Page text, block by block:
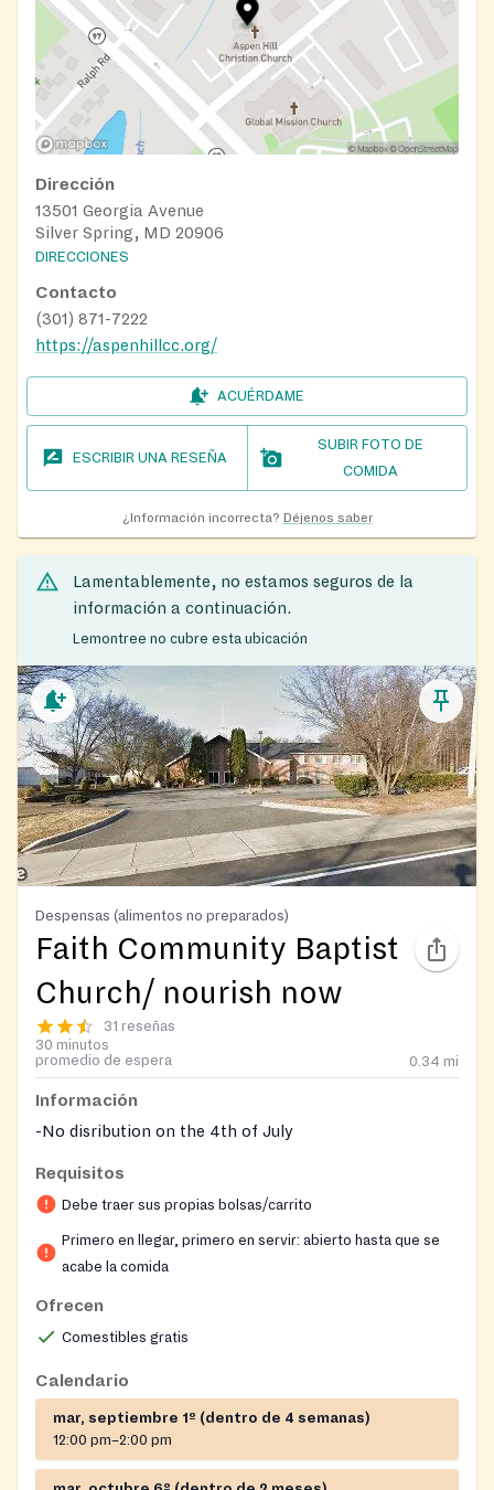
Dirección
13501 Georgia Avenue
Silver Spring, MD 20906
DIRECCIONES
Contacto
(301) 871-7222
https://aspenhillcc.org/
ACUÉRDAME
ESCRIBIR UNA RESEÑA
SUBIR FOTO DE
COMIDA
¿Información incorrecta? Déjenos saber
Lamentablemente, no estamos seguros de la
información a continuación.
Lemontree no cubre esta ubicación
Despensas (alimentos no preparados)
Faith Community Baptist
Church/ nourish now
31 reseñas
30 minutos
promedio de espera
0.34 mi
Información
-No disribution on the 4th of July
Requisitos
Debe traer sus propias bolsas/carrito
Primero en llegar, primero en servir: abierto hasta que se
acabe la comida
Ofrecen
Comestibles gratis
Calendario
mar, septiembre 1º (dentro de 4 semanas)
12:00 pm–2:00 pm